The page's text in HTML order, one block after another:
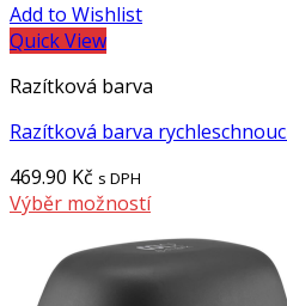
Add to Wishlist
Quick View
Razítková barva
Razítková barva
469.90 Kč s DPH
Výběr možností